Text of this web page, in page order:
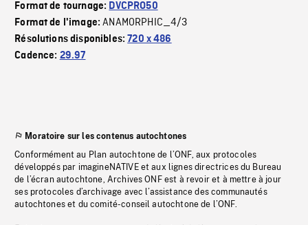
Format de tournage: DVCPRO50
Format de l'image:ANAMORPHIC_4/3
Résolutions disponibles:720 x 486
Cadence: 29.97
Moratoire sur les contenus autochtones
Conformément au Plan autochtone de l’ONF, aux protocoles
développés par imagineNATIVE et aux lignes directrices du Bureau
de l’écran autochtone, Archives ONF est à revoir et à mettre à jour
ses protocoles d’archivage avec l’assistance des communautés
autochtones et du comité-conseil autochtone de l’ONF.